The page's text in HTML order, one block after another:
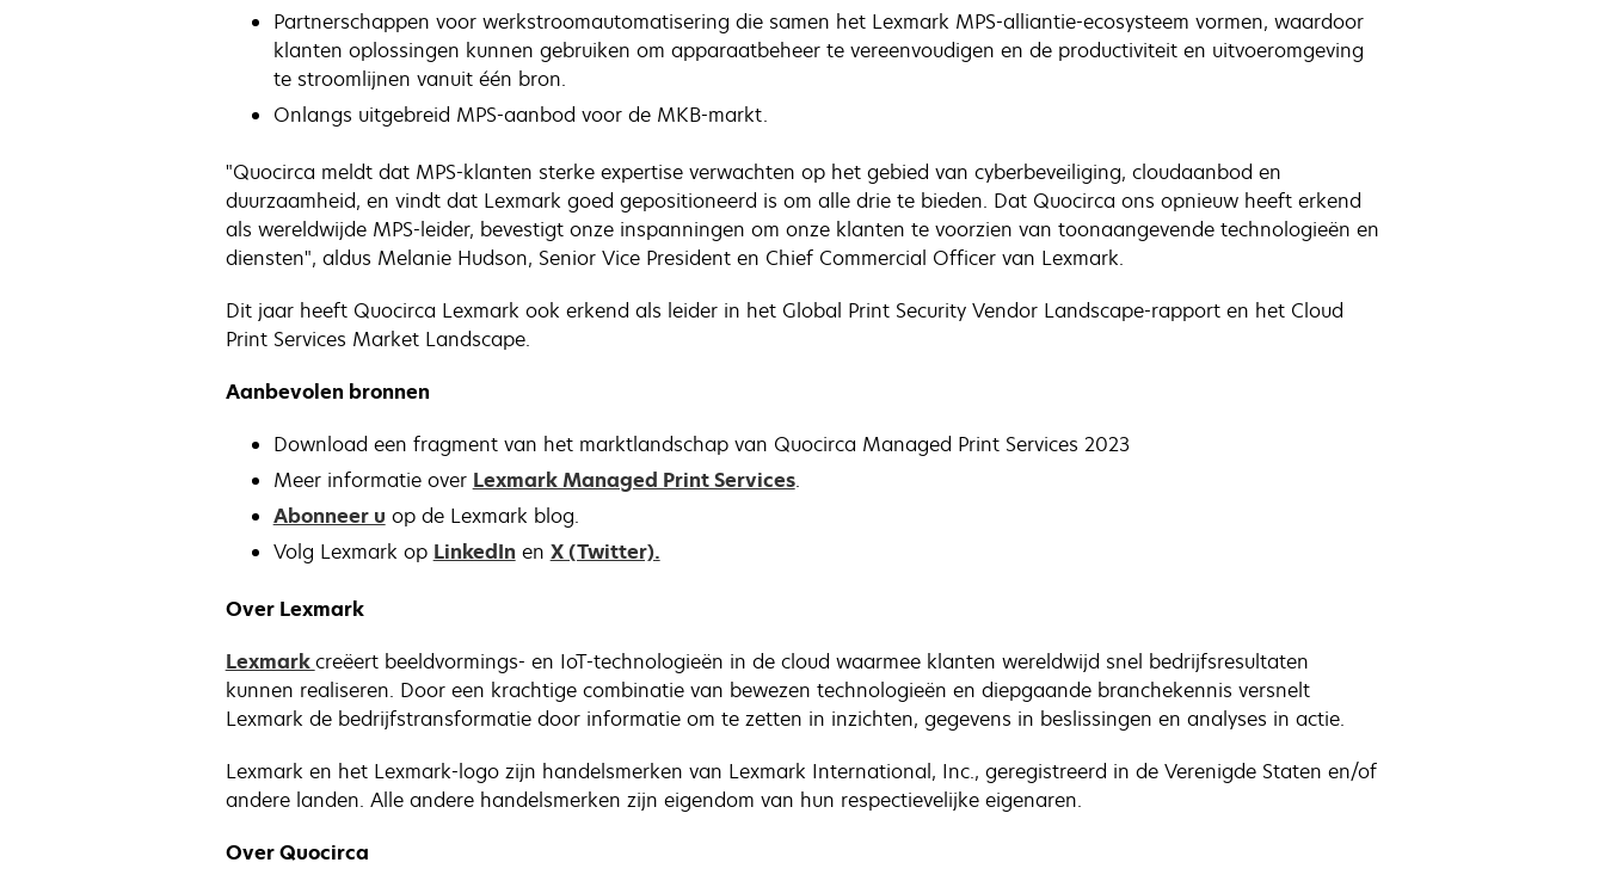
Partnerschappen voor werkstroomautomatisering die samen het Lexmark MPS-alliantie-ecosysteem vormen, waardoor
klanten oplossingen kunnen gebruiken om apparaatbeheer te vereenvoudigen en de productiviteit en uitvoeromgeving
te stroomlijnen vanuit één bron.
Onlangs uitgebreid MPS-aanbod voor de MKB-markt.
"Quocirca meldt dat MPS-klanten sterke expertise verwachten op het gebied van cyberbeveiliging, cloudaanbod en
duurzaamheid, en vindt dat Lexmark goed gepositioneerd is om alle drie te bieden. Dat Quocirca ons opnieuw heeft erkend
als wereldwijde MPS-leider, bevestigt onze inspanningen om onze klanten te voorzien van toonaangevende technologieën en
diensten", aldus Melanie Hudson, Senior Vice President en Chief Commercial Officer van Lexmark.
Dit jaar heeft Quocirca Lexmark ook erkend als leider in het Global Print Security Vendor Landscape-rapport en het Cloud
Print Services Market Landscape.
Aanbevolen bronnen
Download een fragment van het marktlandschap van Quocirca Managed Print Services 2023
Meer informatie over Lexmark Managed Print Services.
Abonneer u op de Lexmark blog.
Volg Lexmark op LinkedIn en X (Twitter).
Over Lexmark
Lexmarkcreëert beeldvormings- en IoT-technologieën in de cloud waarmee klanten wereldwijd snel bedrijfsresultaten
kunnen realiseren. Door een krachtige combinatie van bewezen technologieën en diepgaande branchekennis versnelt
Lexmark de bedrijfstransformatie door informatie om te zetten in inzichten, gegevens in beslissingen en analyses in actie.
Lexmark en het Lexmark-logo zijn handelsmerken van Lexmark International, Inc., geregistreerd in de Verenigde Staten en/of
andere landen. Alle andere handelsmerken zijn eigendom van hun respectievelijke eigenaren.
Over Quocirca